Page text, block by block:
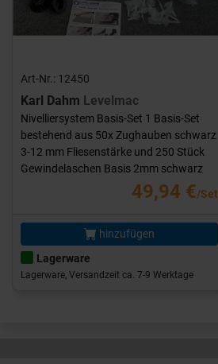
Art-Nr.: 12450
Karl Dahm Levelmac
Nivelliersystem Basis-Set 1 Basis-Set
bestehend aus 50x Zughauben schwarz
3-12 mm Fliesenstärke und 250 Stück
Gewindelaschen Basis 2mm schwarz
49,94 €/Set
hinzufügen
Lagerware
Lagerware, Versandzeit ca. 7-9 Werktage